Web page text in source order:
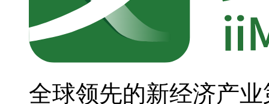
全球领先的新经济产